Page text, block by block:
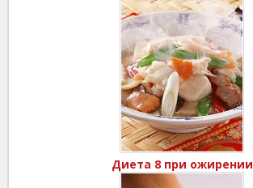
Диета 8 при ожирении